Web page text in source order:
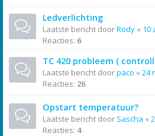
Ledverlichting
Laatste bericht doorRody « 10
Reacties: 6
TC 420 probleem (
Laatste bericht doorpaco « 24
Reacties: 26
Opstart temperatuur?
Laatste bericht door Sascha «
Reacties: 4